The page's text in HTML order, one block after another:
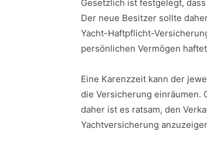
Gesetzlich ist festgelegt,
Der neue Besitzer sollte
Yacht-Haftpflicht-
persönlichen Vermögen
Eine Karenzzeit kann der
die Versicherung einräumen.
daher ist es ratsam, den
Yachtversicherung